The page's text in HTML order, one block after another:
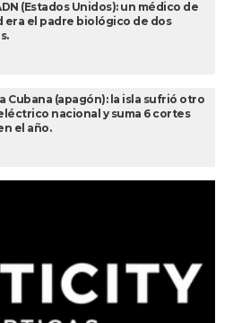
(Estados Unidos): un médico de
el padre biológico de dos
Cubana (apagón): la isla sufrió otro
nacional y suma 6 cortes
el año.